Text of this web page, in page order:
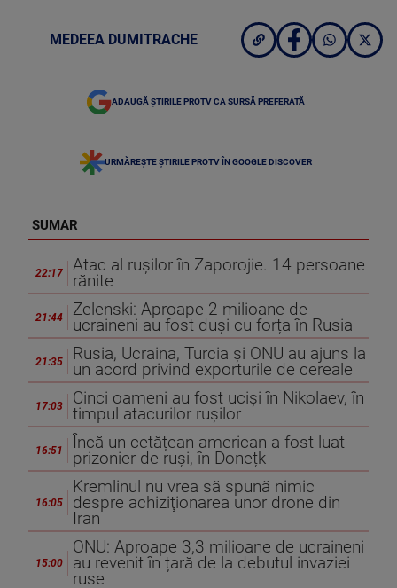
MEDEEA DUMITRACHE
ADAUGĂ ȘTIRILE PROTV CA SURSĂ PREFERATĂ
URMĂREȘTE ȘTIRILE PROTV ÎN GOOGLE DISCOVER
SUMAR
22:17
Atac al rușilor în Zaporojie. 14 persoane
rănite
21:44
Zelenski: Aproape 2 milioane de
ucraineni au fost duși cu forța în Rusia
21:35
Rusia, Ucraina, Turcia și ONU au ajuns la
un acord privind exporturile de cereale
17:03
Cinci oameni au fost uciși în Nikolaev, în
timpul atacurilor rușilor
16:51
Încă un cetățean american a fost luat
prizonier de ruși, în Donețk
16:05
Kremlinul nu vrea să spună nimic
despre achiziţionarea unor drone din
Iran
15:00
ONU: Aproape 3,3 milioane de ucraineni
au revenit în țară de la debutul invaziei
ruse